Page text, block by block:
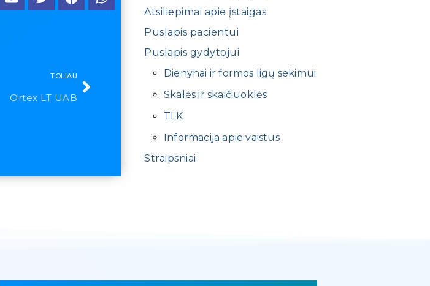
TOLIAU
Ortex LT UAB
Atsiliepimai apie įstaigas
Puslapis pacientui
Puslapis gydytojui
Dienynai ir formos ligų sekimui
Skalės ir skaičiuoklės
TLK
Informacija apie vaistus
Straipsniai